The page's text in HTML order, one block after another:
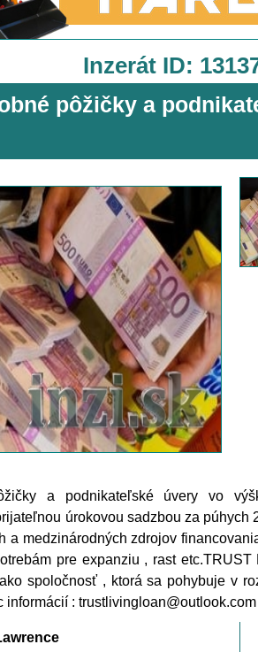
Inzerát ID:
pôžičky a
a podnikateľské úvery vo
úrokovou sadzbou za púhych
a medzinárodných zdrojov
pre expanziu , rast
spoločnosť , ktorá sa pohybuje v
informácií : trustlivingloan@outlook.com